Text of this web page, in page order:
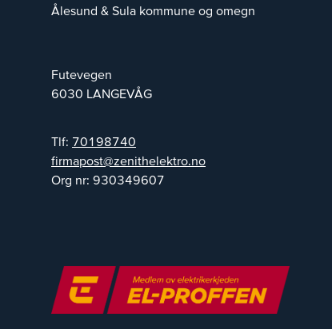
Ålesund & Sula kommune og omegn
Futevegen
6030 LANGEVÅG
Tlf: 70198740
on.ortkelehtinez@tsopamrif
Org nr: 930349607